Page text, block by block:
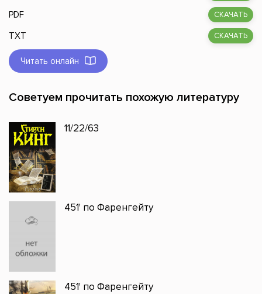
PDF СКАЧАТЬ
TXT СКАЧАТЬ
Читать онлайн
Советуем прочитать похожую литературу
11/22/63
451' по Фаренгейту
451' по Фаренгейту